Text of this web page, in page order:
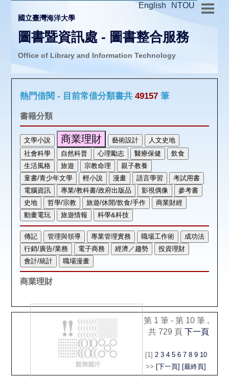
NTOU
English
國立臺灣海洋大學
圖書暨資訊處 - 圖書整合服務
Office of Library and Information Technology
推廣活動
圖書互借
線上報名
申請表單
空間借用
熱門借閱 - 目前常借分類書共 49157筆
書籍分類
商業理財
第 1 筆 - 第 10 筆 ,
共 729 頁下一頁
[1] 2 3 4 5 6 7 8 9 10
>> [下一頁] [最終頁]